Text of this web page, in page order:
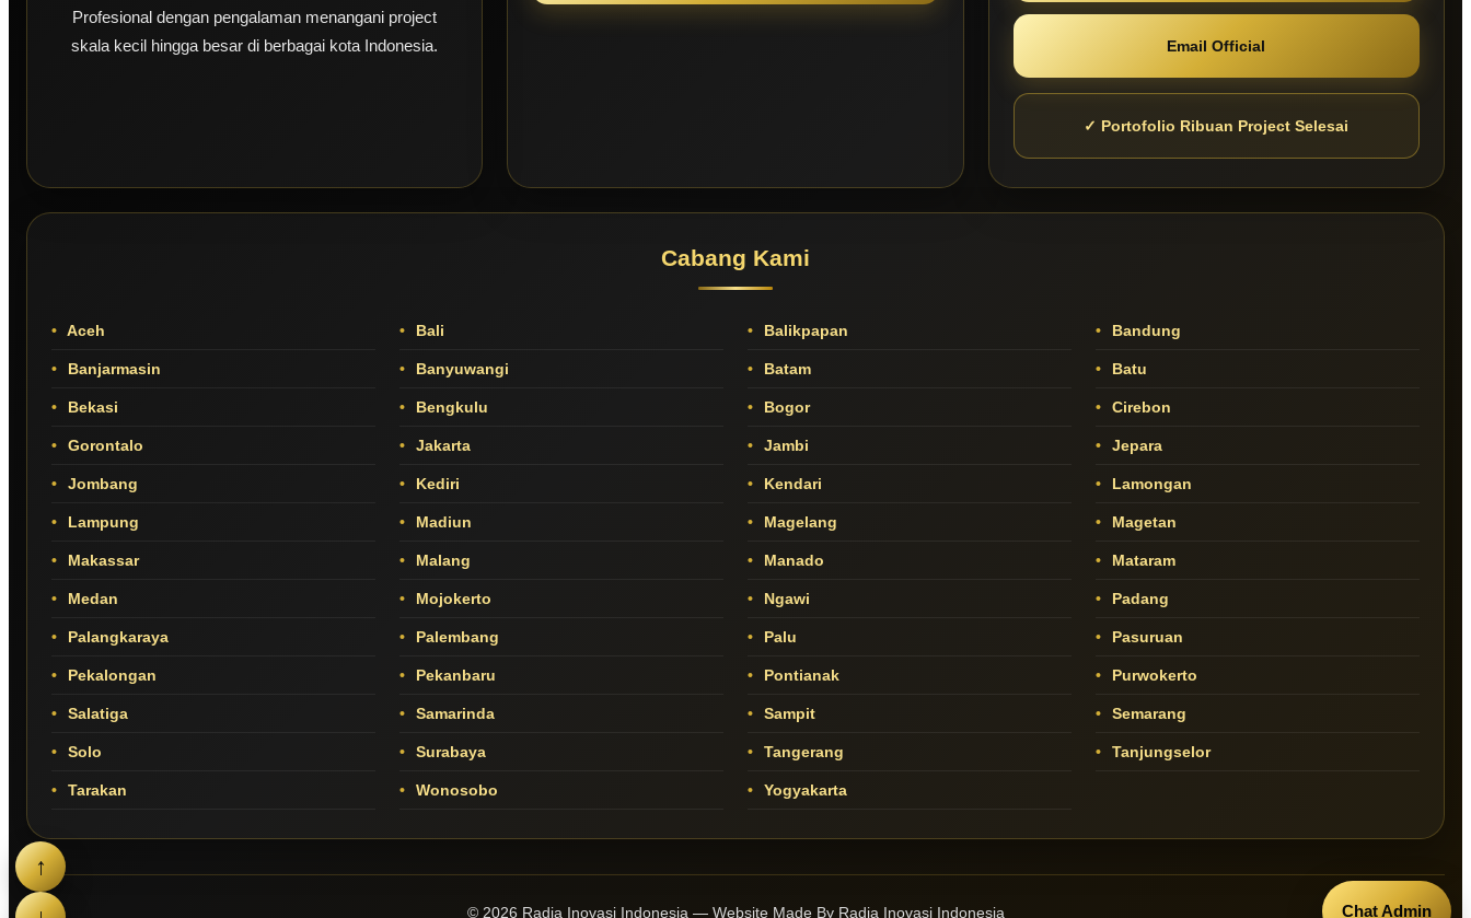
Profesional dengan pengalaman menangani project
skala kecil hingga besar di berbagai kota Indonesia.
Email Official
✓ Portofolio Ribuan Project Selesai
Cabang Kami
Aceh Bali Balikpapan Bandung
Banjarmasin Banyuwangi Batam Batu
Bekasi Bengkulu Bogor Cirebon
Gorontalo Jakarta Jambi Jepara
Jombang Kediri Kendari Lamongan
Lampung Madiun Magelang Magetan
Makassar Malang Manado Mataram
Medan Mojokerto Ngawi Padang
Palangkaraya Palembang Palu Pasuruan
Pekalongan Pekanbaru Pontianak Purwokerto
Salatiga Samarinda Sampit Semarang
Solo Surabaya Tangerang Tanjungselor
Tarakan Wonosobo Yogyakarta
© 2026 Radja Inovasi Indonesia — Website Made By Radja Inovasi Indonesia
↑
Chat Admin